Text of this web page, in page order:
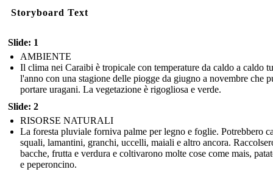
Storyboard Text
Slide: 1
AMBIENTE
Il clima nei Caraibi è tropicale con temperature da caldo a caldo
l'anno con una stagione delle piogge da giugno a novembre che
portare uragani. La vegetazione è rigogliosa e verde.
Slide: 2
RISORSE NATURALI
La foresta pluviale forniva palme per legno e foglie. Potrebbero
squali, lamantini, granchi, uccelli, maiali e altro ancora.
bacche, frutta e verdura e coltivarono molte cose come mais,
e peperoncino.